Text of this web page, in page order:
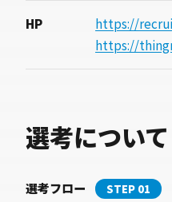
HP
https://
https://
選考について
選考フロー STEP 01